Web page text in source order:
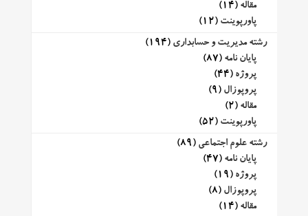
مقاله (14)
پاورپوینت (12)
رشته مدیریت و حسابداری (194)
پایان نامه (87)
پروژه (44)
پروپوزال (9)
مقاله (2)
پاورپوینت (52)
رشته علوم اجتماعی (89)
پایان نامه (47)
پروژه (19)
پروپوزال (8)
مقاله (14)